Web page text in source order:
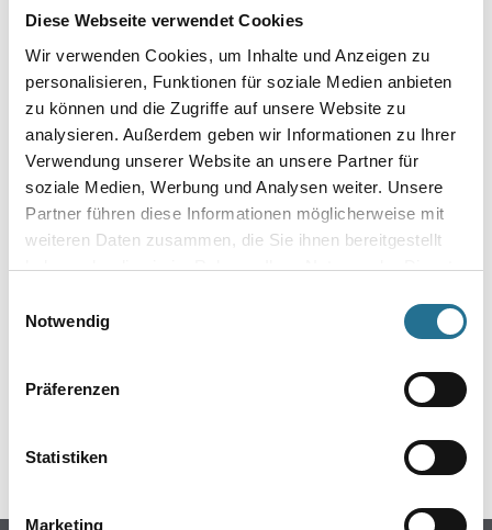
Diese Webseite verwendet Cookies
Wir verwenden Cookies, um Inhalte und Anzeigen zu
personalisieren, Funktionen für soziale Medien anbieten
zu können und die Zugriffe auf unsere Website zu
analysieren. Außerdem geben wir Informationen zu Ihrer
Verwendung unserer Website an unsere Partner für
soziale Medien, Werbung und Analysen weiter. Unsere
Partner führen diese Informationen möglicherweise mit
weiteren Daten zusammen, die Sie ihnen bereitgestellt
haben oder die sie im Rahmen Ihrer Nutzung der Dienste
Notwendig
Präferenzen
Statistiken
Marketing
- Entfernt frische Farben und Lacke
- Macht Verschmutzungen mit Wasser auswaschbar
- Hochwirksam
- Sehr ergiebig
Gefahr
SPEZIFIKATIONEN